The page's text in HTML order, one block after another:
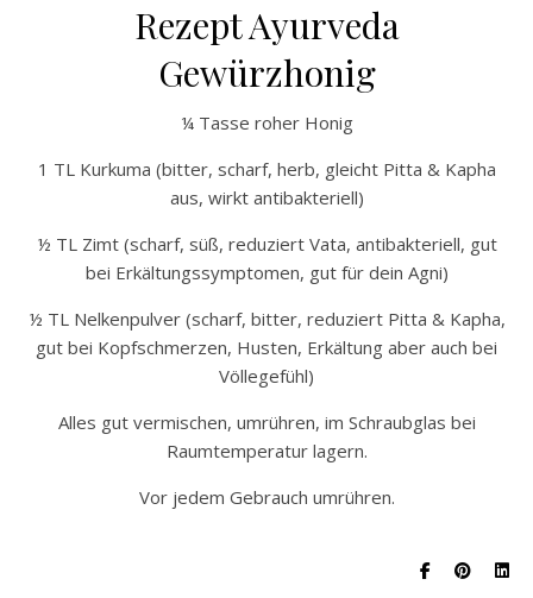
Rezept Ayurveda
Gewürzhonig
¼ Tasse roher Honig
1 TL Kurkuma (bitter, scharf, herb, gleicht Pitta & Kapha
aus, wirkt antibakteriell)
½ TL Zimt (scharf, süß, reduziert Vata, antibakteriell, gut
bei Erkältungssymptomen, gut für dein Agni)
½ TL Nelkenpulver (scharf, bitter, reduziert Pitta & Kapha,
gut bei Kopfschmerzen, Husten, Erkältung aber auch bei
Völlegefühl)
Alles gut vermischen, umrühren, im Schraubglas bei
Raumtemperatur lagern.
Vor jedem Gebrauch umrühren.